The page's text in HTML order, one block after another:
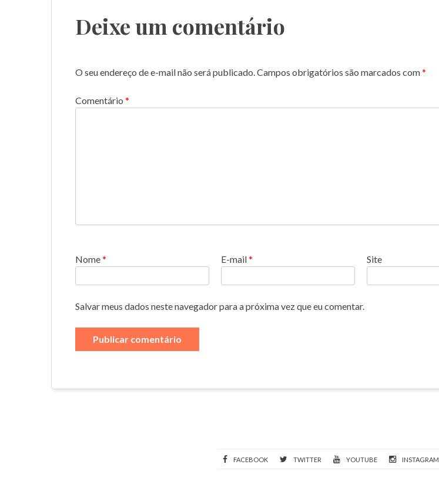
Deixe um comentário
O seu endereço de e-mail não será publicado.Campos obrigatórios são marcados com*
Comentário *
Nome* E-mail* Site
Salvar meus dados neste navegador para a próxima vez que eu comentar.
FACEBOOK TWITTER YOUTUBE INSTAGRAM